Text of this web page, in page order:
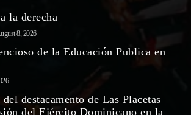
la derecha
8, 2026
de la Educación Publica en
destacamento de Las Placetas
del Ejército Dominicano en la